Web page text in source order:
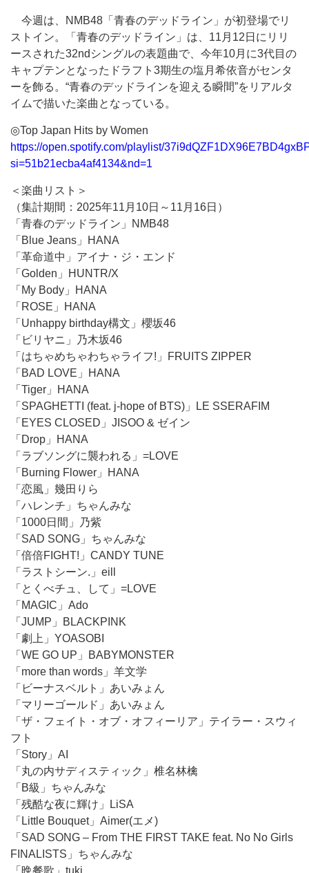
今週は、NMB48「青春のデッドライン」が初登場でリ
ストイン。「青春のデッドライン」は、11月12日にリリ
ースされた32ndシングルの表題曲で、今年10月に3代目の
キャプテンとなったドラフト3期生の塩月希依音がセンタ
ーを飾る。“青春のデッドラインを迎える瞬間”をリアルタ
イムで描いた楽曲となっている。
◎Top Japan Hits by Women
https://open.spotify.com/playlist/
si=51b21ecba4af4134&nd=1
＜楽曲リスト＞
（集計期間：2025年11月10日～11月16日）
「青春のデッドライン」NMB48
「Blue Jeans」HANA
「革命道中」アイナ・ジ・エンド
「Golden」HUNTR/X
「My Body」HANA
「ROSE」HANA
「Unhappy birthday構文」櫻坂46
「ビリヤニ」乃木坂46
「はちゃめちゃわちゃライフ!」FRUITS ZIPPER
「BAD LOVE」HANA
「Tiger」HANA
「SPAGHETTI (feat. j-hope of BTS)」LE SSERAFIM
「EYES CLOSED」JISOO & ゼイン
「Drop」HANA
「ラブソングに襲われる」=LOVE
「Burning Flower」HANA
「恋風」幾田りら
「ハレンチ」ちゃんみな
「1000日間」乃紫
「SAD SONG」ちゃんみな
「倍倍FIGHT!」CANDY TUNE
「ラストシーン.」eill
「とくべチュ、して」=LOVE
「MAGIC」Ado
「JUMP」BLACKPINK
「劇上」YOASOBI
「WE GO UP」BABYMONSTER
「more than words」羊文学
「ビーナスベルト」あいみょん
「マリーゴールド」あいみょん
「ザ・フェイト・オブ・オフィーリア」テイラー・スウィ
フト
「Story」AI
「丸の内サディスティック」椎名林檎
「B級」ちゃんみな
「残酷な夜に輝け」LiSA
「Little Bouquet」Aimer(エメ)
「SAD SONG – From THE FIRST TAKE feat. No No Girls
FINALISTS」ちゃんみな
「晩餐歌」tuki.